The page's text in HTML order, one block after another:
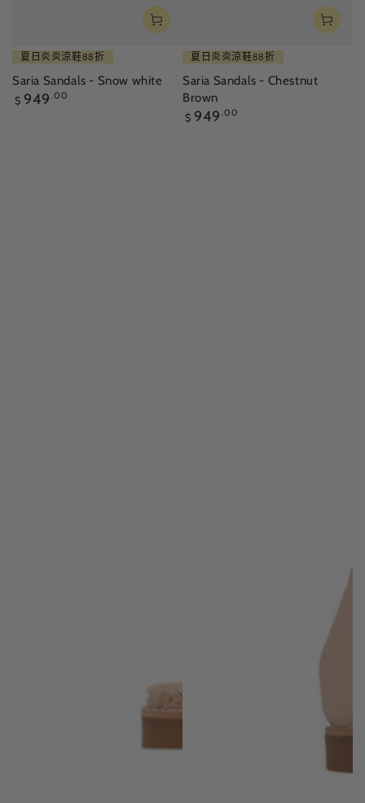
夏日炎炎涼鞋88折
Saria Sandals - Snow white
正
$ 949 .00
夏日炎炎涼鞋88折
Saria Sandals - Chestnut
Brown
正
$ 949 .00